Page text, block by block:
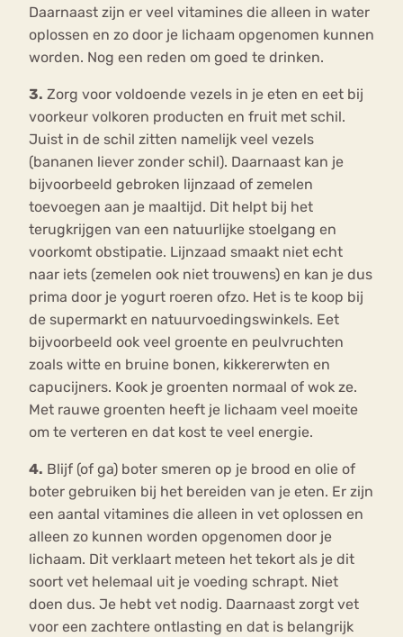
Daarnaast zijn er veel vitamines die alleen in water
oplossen en zo door je lichaam opgenomen kunnen
worden. Nog een reden om goed te drinken.
3. Zorg voor voldoende vezels in je eten en eet bij
voorkeur volkoren producten en fruit met schil.
Juist in de schil zitten namelijk veel vezels
(bananen liever zonder schil). Daarnaast kan je
bijvoorbeeld gebroken lijnzaad of zemelen
toevoegen aan je maaltijd. Dit helpt bij het
terugkrijgen van een natuurlijke stoelgang en
voorkomt obstipatie. Lijnzaad smaakt niet echt
naar iets (zemelen ook niet trouwens) en kan je dus
prima door je yogurt roeren ofzo. Het is te koop bij
de supermarkt en natuurvoedingswinkels. Eet
bijvoorbeeld ook veel groente en peulvruchten
zoals witte en bruine bonen, kikkererwten en
capucijners. Kook je groenten normaal of wok ze.
Met rauwe groenten heeft je lichaam veel moeite
om te verteren en dat kost te veel energie.
4. Blijf (of ga) boter smeren op je brood en olie of
boter gebruiken bij het bereiden van je eten. Er zijn
een aantal vitamines die alleen in vet oplossen en
alleen zo kunnen worden opgenomen door je
lichaam. Dit verklaart meteen het tekort als je dit
soort vet helemaal uit je voeding schrapt. Niet
doen dus. Je hebt vet nodig. Daarnaast zorgt vet
voor een zachtere ontlasting en dat is belangrijk